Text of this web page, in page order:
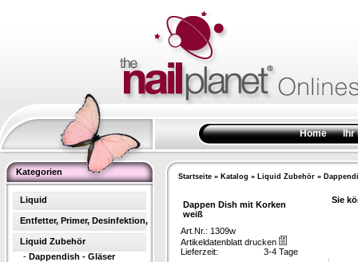
Home Ihr
Kategorien
Liquid
Entfetter, Primer, Desinfektion,
Liquid Zubehör
- Dappendish - Gläser
Startseite » Katalog » Liquid Zubehör »
Dappen Dish mit Korken
weiß
Sie
Art.Nr.: 1309w
Artikeldatenblatt drucken
Lieferzeit:
3-4 Tage